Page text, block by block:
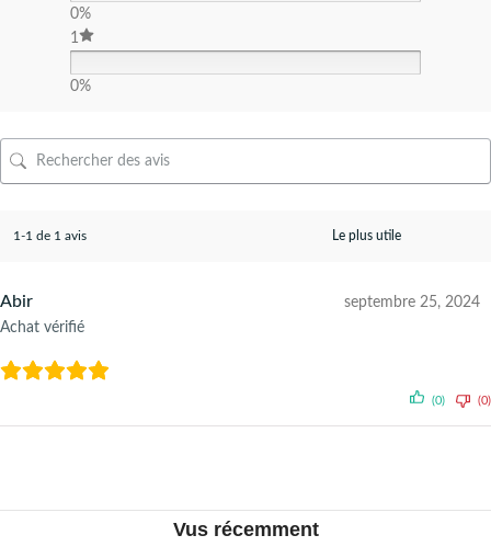
0%
1
0%
1-1 de 1 avis
Abir
Achat vérifié
septembre 25, 2024
(0) (0)
Vus récemment